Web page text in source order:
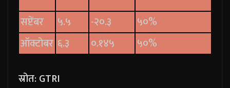
सप्टेंबर ५.५ -२०.३
५०%
ऑक्टोबर ६.३ ०.१४५ ५०%
स्रोत: GTRI